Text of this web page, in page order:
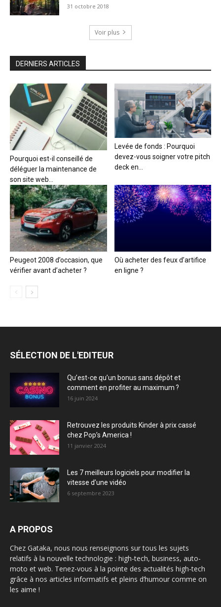
31 octobre 2018
Voir plus
DERNIERS ARTICLES
Pourquoi est-il conseillé de
déléguer la maintenance de
son site web...
Levée de fonds : Pourquoi
devez-vous soigner votre pitch
deck en...
Peugeot 2008 d’occasion, que
vérifier avant d’acheter ?
Où acheter des feux d’artifice
en ligne ?
SÉLECTION DE L'EDITEUR
Qu’est-ce qu’un bonus sans dépôt et
comment en profiter au maximum ?
16 juin 2024
Retrouvez les produits Kinder à prix cassé
chez Pop’s America !
11 janvier 2024
Les 7 meilleurs logiciels pour modifier la
vitesse d’une vidéo
6 septembre 2023
A PROPOS
Chez Gataka, nous nous renseignons sur tous les sujets
relatifs à la nouvelle technologie : high-tech, business, auto-
moto et web. Tenez-vous à la pointe des actualités high-tech
grâce à nos articles informatifs et pleins d’humour comme on
les aime !